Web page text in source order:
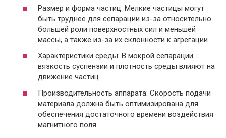
Размер и форма частиц: Мелкие частицы могут
быть труднее для сепарации из-за относительно
большей роли поверхностных сил и меньшей
массы, а также из-за их склонности к агрегации.
Характеристики среды: В мокрой сепарации
вязкость суспензии и плотность среды влияют на
движение частиц.
Производительность аппарата: Скорость подачи
материала должна быть оптимизирована для
обеспечения достаточного времени воздействия
магнитного поля.